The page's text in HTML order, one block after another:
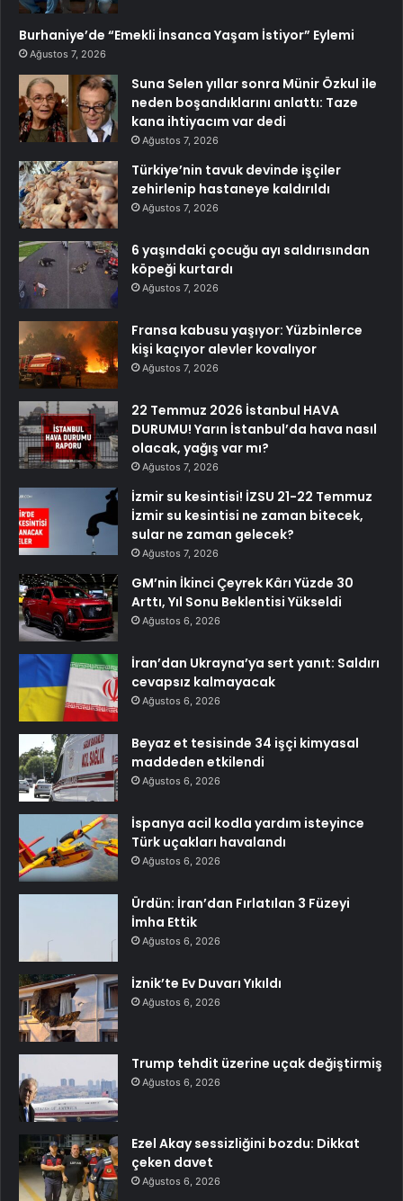
Burhaniye’de “Emekli İnsanca Yaşam İstiyor” Eylemi
Ağustos 7, 2026
Suna Selen yıllar sonra Münir Özkul ile
neden boşandıklarını anlattı: Taze
kana ihtiyacım var dedi
Ağustos 7, 2026
Türkiye’nin tavuk devinde işçiler
zehirlenip hastaneye kaldırıldı
Ağustos 7, 2026
6 yaşındaki çocuğu ayı saldırısından
köpeği kurtardı
Ağustos 7, 2026
Fransa kabusu yaşıyor: Yüzbinlerce
kişi kaçıyor alevler kovalıyor
Ağustos 7, 2026
22 Temmuz 2026 İstanbul HAVA
DURUMU! Yarın İstanbul’da hava nasıl
olacak, yağış var mı?
Ağustos 7, 2026
İzmir su kesintisi! İZSU 21-22 Temmuz
İzmir su kesintisi ne zaman bitecek,
sular ne zaman gelecek?
Ağustos 7, 2026
GM’nin İkinci Çeyrek Kârı Yüzde 30
Arttı, Yıl Sonu Beklentisi Yükseldi
Ağustos 6, 2026
İran’dan Ukrayna’ya sert yanıt: Saldırı
cevapsız kalmayacak
Ağustos 6, 2026
Beyaz et tesisinde 34 işçi kimyasal
maddeden etkilendi
Ağustos 6, 2026
İspanya acil kodla yardım isteyince
Türk uçakları havalandı
Ağustos 6, 2026
Ürdün: İran’dan Fırlatılan 3 Füzeyi
İmha Ettik
Ağustos 6, 2026
İznik’te Ev Duvarı Yıkıldı
Ağustos 6, 2026
Trump tehdit üzerine uçak değiştirmiş
Ağustos 6, 2026
Ezel Akay sessizliğini bozdu: Dikkat
çeken davet
Ağustos 6, 2026